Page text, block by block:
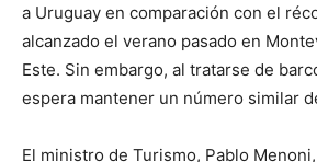
a Uruguay en comparación con el
alcanzado el verano pasado en
Este. Sin embargo, al tratarse de
espera mantener un número similar
El ministro de Turismo, Pablo